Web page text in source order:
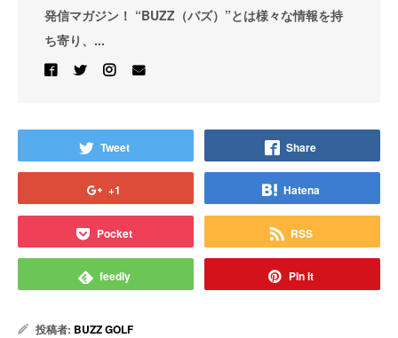
発信マガジン！ “BUZZ（バズ）”とは様々な情報を持
ち寄り、...
Tweet Share
+1 Hatena
Pocket RSS
feedly Pin it
投稿者: BUZZ GOLF